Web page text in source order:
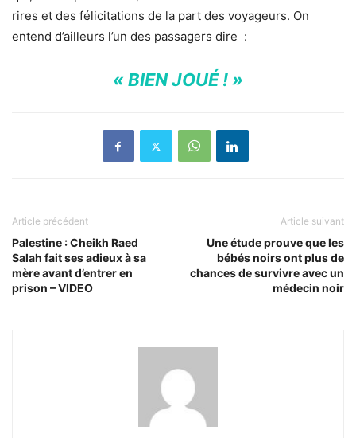
rires et des félicitations de la part des voyageurs. On
entend d’ailleurs l’un des passagers dire :
« BIEN JOUÉ ! »
Article précédent
Palestine : Cheikh Raed
Salah fait ses adieux à sa
mère avant d’entrer en
prison – VIDEO
Article suivant
Une étude prouve que les
bébés noirs ont plus de
chances de survivre avec un
médecin noir